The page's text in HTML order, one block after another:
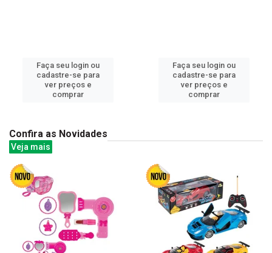
Faça seu login ou
cadastre-se para
ver preços e
comprar
Faça seu login ou
cadastre-se para
ver preços e
comprar
Confira as Novidades
Veja mais